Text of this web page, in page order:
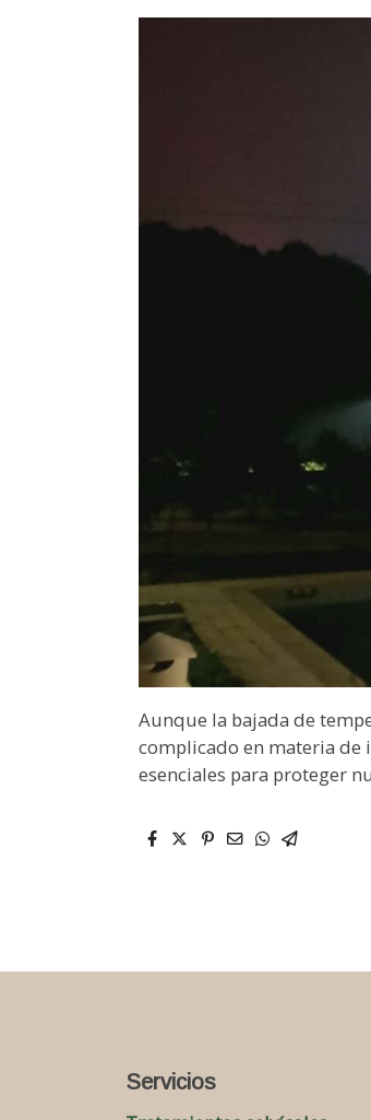
Aunque la bajada de
complicado en materia de
esenciales para proteger
Servicios